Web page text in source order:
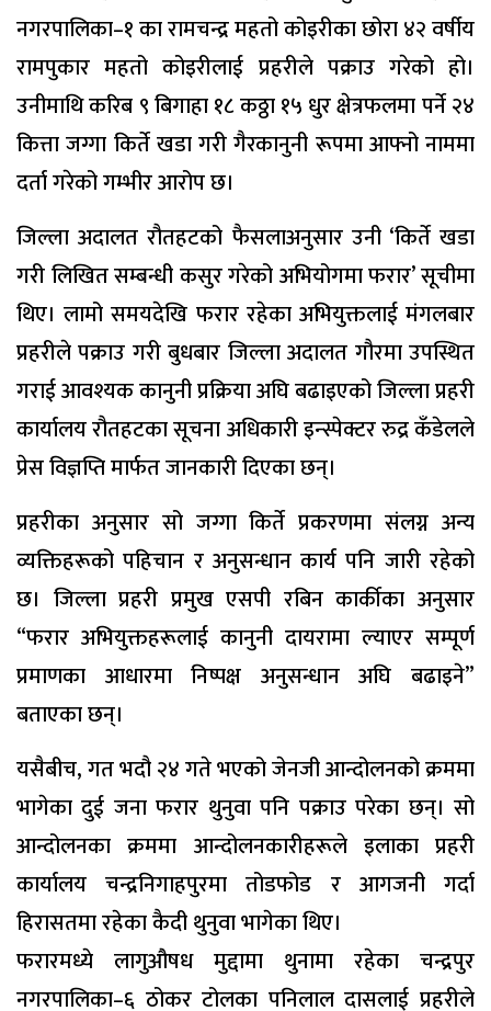
नगरपालिका–१ का रामचन्द्र महतो कोइरीका छोरा ४२ वर्षीय
रामपुकार महतो कोइरीलाई प्रहरीले पक्राउ गरेको हो।
उनीमाथि करिब ९ बिगाहा १८ कठ्ठा १५ धुर क्षेत्रफलमा पर्ने २४
कित्ता जग्गा किर्ते खडा गरी गैरकानुनी रूपमा आफ्नो नाममा
दर्ता गरेको गम्भीर आरोप छ।
जिल्ला अदालत रौतहटको फैसलाअनुसार उनी ‘किर्ते खडा
गरी लिखित सम्बन्धी कसुर गरेको अभियोगमा फरार’ सूचीमा
थिए। लामो समयदेखि फरार रहेका अभियुक्तलाई मंगलबार
प्रहरीले पक्राउ गरी बुधबार जिल्ला अदालत गौरमा उपस्थित
गराई आवश्यक कानुनी प्रक्रिया अघि बढाइएको जिल्ला प्रहरी
कार्यालय रौतहटका सूचना अधिकारी इन्स्पेक्टर रुद्र कँडेलले
प्रेस विज्ञप्ति मार्फत जानकारी दिएका छन्।
प्रहरीका अनुसार सो जग्गा किर्ते प्रकरणमा संलग्न अन्य
व्यक्तिहरूको पहिचान र अनुसन्धान कार्य पनि जारी रहेको
छ। जिल्ला प्रहरी प्रमुख एसपी रबिन कार्कीका अनुसार
“फरार अभियुक्तहरूलाई कानुनी दायरामा ल्याएर सम्पूर्ण
प्रमाणका आधारमा निष्पक्ष अनुसन्धान अघि बढाइने”
बताएका छन्।
यसैबीच, गत भदौ २४ गते भएको जेनजी आन्दोलनको क्रममा
भागेका दुई जना फरार थुनुवा पनि पक्राउ परेका छन्। सो
आन्दोलनका क्रममा आन्दोलनकारीहरूले इलाका प्रहरी
कार्यालय चन्द्रनिगाहपुरमा तोडफोड र आगजनी गर्दा
हिरासतमा रहेका कैदी थुनुवा भागेका थिए।
फरारमध्ये लागुऔषध मुद्दामा थुनामा रहेका चन्द्रपुर
नगरपालिका–६ ठोकर टोलका पनिलाल दासलाई प्रहरीले